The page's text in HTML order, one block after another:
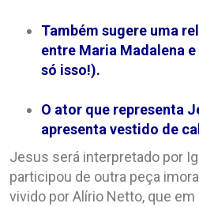
Também sugere uma
entre Maria Madalena
só isso!).
O ator que representa
apresenta vestido de
Jesus será interpretado por
participou de outra peça
vivido por Alírio Netto, que